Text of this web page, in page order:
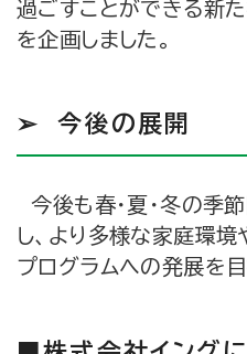
過ごすことができる新
を企画しました。
➢ 今後の展開
今後も春・夏・冬の季
し、より多様な家庭環
プログラムへの発展を目